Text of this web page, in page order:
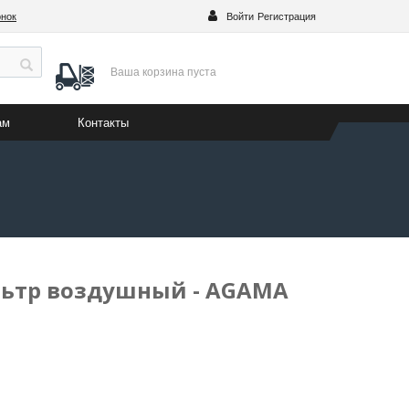
Войти Регистрация
Ваша корзина пуста
Контакты
воздушный - AGAMA